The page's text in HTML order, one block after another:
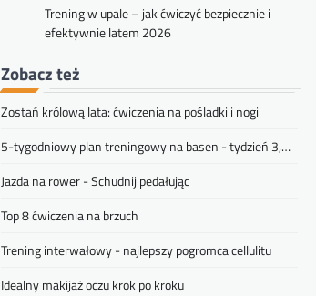
Trening w upale – jak ćwiczyć bezpiecznie i
efektywnie latem 2026
Zobacz też
Zostań królową lata: ćwiczenia na pośladki i nogi
5-tygodniowy plan treningowy na basen - tydzień 3,…
Jazda na rower - Schudnij pedałując
Top 8 ćwiczenia na brzuch
Trening interwałowy - najlepszy pogromca cellulitu
Idealny makijaż oczu krok po kroku